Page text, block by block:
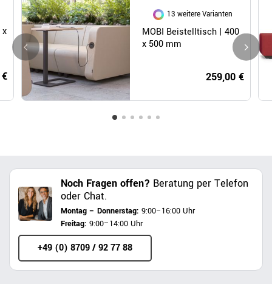
x
13 weitere Varianten
MOBI Beistelltisch | 400
x 500 mm
259,00 €
Noch Fragen offen? Beratung per Telefon
oder Chat.
Montag – Donnerstag: 9:00–16:00 Uhr
Freitag: 9:00–14:00 Uhr
+49 (0) 8709 / 92 77 88